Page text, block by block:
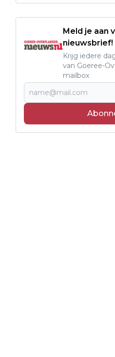
Meld je aan
nieuwsbrief!
Krijg iedere
van Goeree-
mailbox